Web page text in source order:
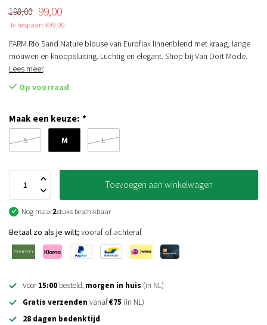
198,00 99,00
Je bespaart €99,00
FARM Rio Sand Nature blouse van Euroflax linnenblend met kraag, lange
mouwen en knoopsluiting. Luchtig en elegant. Shop bij Van Dort Mode.
Lees meer.
Op voorraad
Maak een keuze: *
S M L
Toevoegen aan winkelwagen
Nog maar2stuks beschikbaar
Betaal zo als je wilt; vooraf of achteraf
Voor15:00 besteld, morgen in huis (in NL)
Gratis verzenden vanaf€75 (in NL)
28 dagen bedenktijd